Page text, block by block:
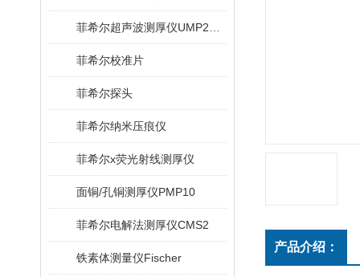
菲希尔校准片
菲希尔探头
菲希尔纳米压痕仪
菲希尔x荧光射线测厚仪
面铜/孔铜测厚仪PMP10
菲希尔电解法测厚仪CMS2
铁素体测量仪Fischer
产品介绍：